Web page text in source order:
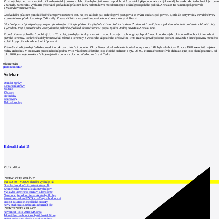
V minulých týdnech v zahradě skončil archeologický průzkum. Jeho cílem bylo zjistit rozsah a podobu sítě cest a také případnou existenci již zaniklých staveb nebo technologických prvků
v zahradě. Samotnému výzkumu předcházel geofyzikální průzkum, který nedestruktivní metodou mapuje složení geologického podloží. Archaia Brno na něm spolupracovala
s Masarykovou univerzitou.
Geofyzikální průzkum pomohl částečně zmapovat rozložení cest. Na jeho základě pak archeologové postupovali se svými sondami pod povrch. Zjistili, že cesty tvořily pravidelné tvary
s centrální osou před západním průčelím vily. V severní části zahrady našli nepravidelnou síť cest s různými šířkami.
"Pochozí povrch byl zřejmě vysypán jemným okrovým až žlutým pískem, který byl ale stráven okolním terénem. Z původních prvků jsme v jedné sondě nalezli pozůstatek cihlové šachty
s vývodem, zřejmě pro zahradní vodotrysk nebo půlkruhový základ altánu či lavice,"popsal zjištění Ondřej Navrátil z Archaia Brno.
Kromě očekávaných nálezů pocházejících z 20. století, jako byly zlomky zahradních nádob, kovových technologických prvků nebo koupelnových obkladů, našli odborníci i množství
pravěké keramiky, konkrétně z doby bronzové až železné, i keramiky z vrcholného až pozdního středověku. Tento materiál pravděpodobně pochází z navážek z druhé poloviny minulého
století, kdy prošla zahrada terénními úpravami.
Vila měla sloužit jako byt ředitele sousedního cukrovaru i ústředí podniku. Viktor Bauer oslovil architekta Adolfa Loose, v roce 1914 byla vila hotova. Po roce 1948 komunisté majetek
rodiny znárodnili. V cukrovaru působil národní podnik Svit a vila sloužila částečně jako lékařské ordinace a byty. Od 90. let minulého století vila chátrala stejně jako okolní pozemek, od
roku 2020 je v majetku města. Vila je nejstarším domem s plochou střechou na území Česka.
0komentářů
přidat komentář
Sidebar
Domácí zprávy
Zahraniční zprávy
Soutěže
Výstavy
Přednášky
Rozhovory
Tiskové zprávy
Kalendář akcí 15
Vložit událost
NEJNOVĚJŠÍ ZPRÁVY
INTRO 30 – VODA: aktuální vydání je již
Odvolací soud nařídil zastavit stavbu Tr
Kroměřížská radnice získala stavební pov
Výstavba urgentního centra v Liberci ome
Nymburk přehodnocuje záměr stavby školky
Akustické zasklení IZOS s ověřenými hodnotami
Projekt Blueriot: Kancelářské prostory
Nový stadion za Lužánkami nesmí mít dle
NEJČTENĚJŠÍ ZPRÁVY
November Talks 2018: M.Corea
Jak nejlépe navrhnout kuchyň? Soutěž Blum